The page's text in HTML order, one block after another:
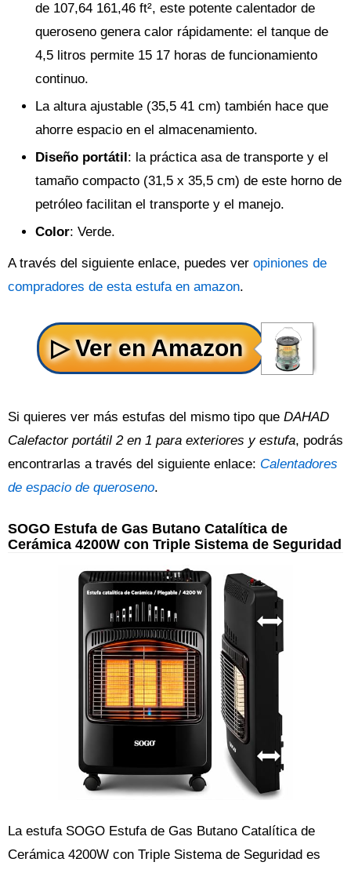
de 107,64 161,46 ft², este potente calentador de
queroseno genera calor rápidamente: el tanque de
4,5 litros permite 15 17 horas de funcionamiento
continuo.
La altura ajustable (35,5 41 cm) también hace que
ahorre espacio en el almacenamiento.
Diseño portátil: la práctica asa de transporte y el
tamaño compacto (31,5 x 35,5 cm) de este horno de
petróleo facilitan el transporte y el manejo.
Color: Verde.
A través del siguiente enlace, puedes ver opiniones de
compradores de esta estufa en amazon.
Si quieres ver más estufas del mismo tipo que DAHAD
Calefactor portátil 2 en 1 para exteriores y estufa, podrás
encontrarlas a través del siguiente enlace: Calentadores
de espacio de queroseno.
SOGO Estufa de Gas Butano Catalítica de
Cerámica 4200W con Triple Sistema de Seguridad
La estufa SOGO Estufa de Gas Butano Catalítica de
Cerámica 4200W con Triple Sistema de Seguridad es